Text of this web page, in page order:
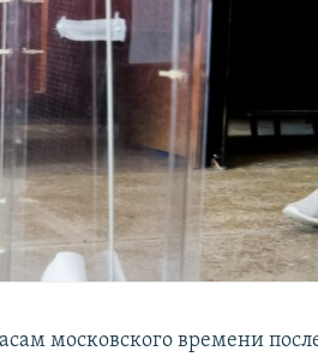
московского времени